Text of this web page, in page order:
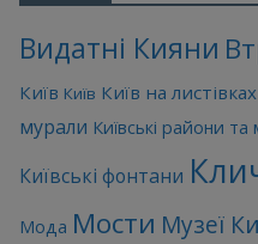
Видатні Кияни
Київ Київ Київ на листівках
мурали Київські райони та
Київські фонтани
Мода Мости Музеї